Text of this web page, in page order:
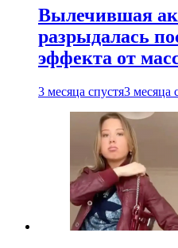
Вылечившая
разрыдалась
эффекта от
3 месяца спустя3 месяца